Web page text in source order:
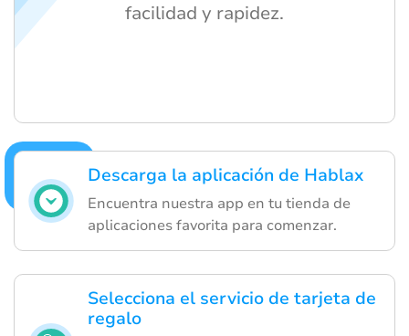
Descarga la aplicación de Hablax
Encuentra nuestra app en tu tienda de
aplicaciones favorita para comenzar.
Selecciona el servicio de tarjeta de
regalo
facilidad y rapidez.